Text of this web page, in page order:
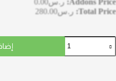
Total Price: ر.س280.00